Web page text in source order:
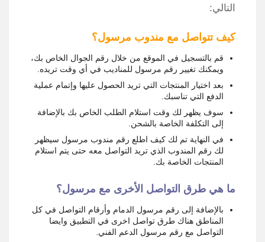
التالي:
كيف تتواصل مع مندوب مرسول؟
قم بالتسجيل في الموقع من خلال رقم الجوال الخاص بك،
ويمكنك تغيير رقم مرسول للمناديب في أي وقت تريده.
بعد اختيار المنتجات التي تريد الحصول عليها وإتمام عملية
الدفع التي تناسبك.
سوف يظهر لك وقت استلام الطلب الخاص بك بالإضافة
إلى التكلفة الخاصة بالشحن.
في النهاية تم لك كيف اطلع رقم مندوب مرسول سيظهر
لك رقم المندوب الذي تريد التواصل معه حتى يتم استلام
المنتجات الخاصة بك.
ما هي طرق التواصل الأخرى مع مرسول؟
بالإضافة إلى رقم مرسول الدمام وأرقام التواصل في كل
المناطق هناك طرق تواصل اخرى في التطبيق وايضا
التواصل مع رقم مرسول الدعم الفني.